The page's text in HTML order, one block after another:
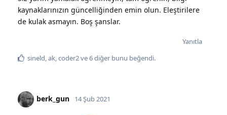
kaynaklarınızın güncelliğinden emin olun. Eleştirilere
de kulak asmayın. Boş şanslar.
Yanıtla
sineld,ak,coder2ve6diğer bunu beğendi.
berk_gun 14 Şub 2021